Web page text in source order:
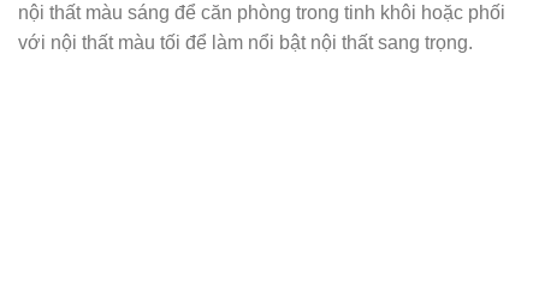
nội thất màu sáng để căn phòng trong tinh khôi hoặc phối
với nội thất màu tối để làm nổi bật nội thất sang trọng.